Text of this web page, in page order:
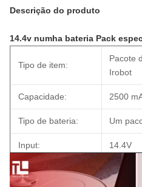
Descrição do produto
14.4v numha bateria Pack
Tipo de item:
Pacote
Irobot
Capacidade: 2500
Tipo de bateria: Um
Input: 14.4V
Output: 14.4V